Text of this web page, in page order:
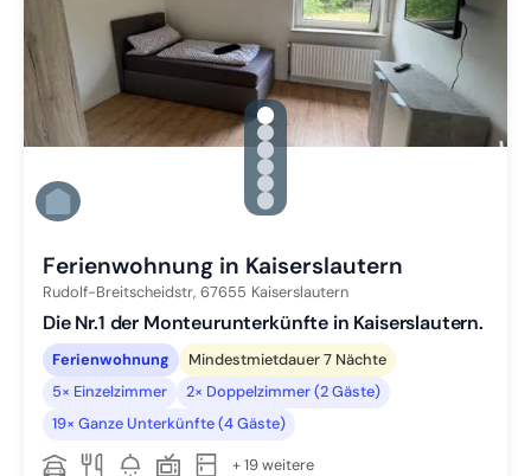
gallery.slide_selector
Zu Slide 1 wechseln
Zu Slide 2 wechseln
Zu Slide 3 wechseln
Zu Slide 4 wechseln
Zu Slide 5 wechseln
Zu Slide 6 wechseln
Ferienwohnung in Kaiserslautern
Rudolf-Breitscheidstr, 67655 Kaiserslautern
Die Nr.1 der Monteurunterkünfte in Kaiserslautern.
Ferienwohnung
Mindestmietdauer 7 Nächte
5× Einzelzimmer
2× Doppelzimmer (2 Gäste)
19× Ganze Unterkünfte (4 Gäste)
+ 19 weitere